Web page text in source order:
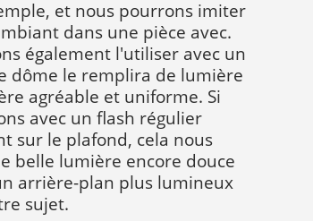
et nous pourrons imiter
dans une pièce avec.
également l'utiliser avec un
dôme le remplira de lumière
agréable et uniforme. Si
avec un flash régulier
sur le plafond, cela nous
belle lumière encore douce
arrière-plan plus lumineux
sujet.